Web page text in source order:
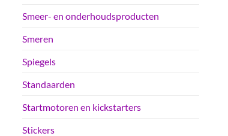
Smeer- en onderhoudsproducten
Smeren
Spiegels
Standaarden
Startmotoren en kickstarters
Stickers